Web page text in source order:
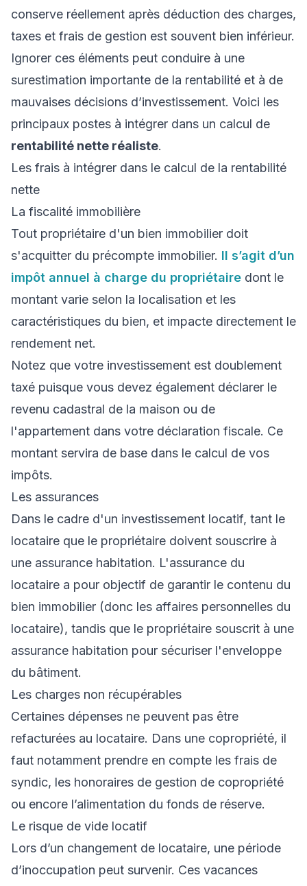
conserve réellement après déduction des charges,
taxes et frais de gestion est souvent bien inférieur.
Ignorer ces éléments peut conduire à une
surestimation importante de la rentabilité et à de
mauvaises décisions d’investissement. Voici les
principaux postes à intégrer dans un calcul de
rentabilité nette réaliste.
Les frais à intégrer dans le calcul de la rentabilité
nette
La fiscalité immobilière
Tout propriétaire d'un bien immobilier doit
s'acquitter du précompte immobilier. Il s’agit d’un
impôt annuel à charge du propriétaire dont le
montant varie selon la localisation et les
caractéristiques du bien, et impacte directement le
rendement net.
Notez que votre investissement est doublement
taxé puisque vous devez également déclarer le
revenu cadastral de la maison ou de
l'appartement dans votre déclaration fiscale. Ce
montant servira de base dans le calcul de vos
impôts.
Les assurances
Dans le cadre d'un investissement locatif, tant le
locataire que le propriétaire doivent souscrire à
une assurance habitation. L'assurance du
locataire a pour objectif de garantir le contenu du
bien immobilier (donc les affaires personnelles du
locataire), tandis que le propriétaire souscrit à une
assurance habitation pour sécuriser l'enveloppe
du bâtiment.
Les charges non récupérables
Certaines dépenses ne peuvent pas être
refacturées au locataire. Dans une copropriété, il
faut notamment prendre en compte les frais de
syndic, les honoraires de gestion de copropriété
ou encore l’alimentation du fonds de réserve.
Le risque de vide locatif
Lors d’un changement de locataire, une période
d’inoccupation peut survenir. Ces vacances